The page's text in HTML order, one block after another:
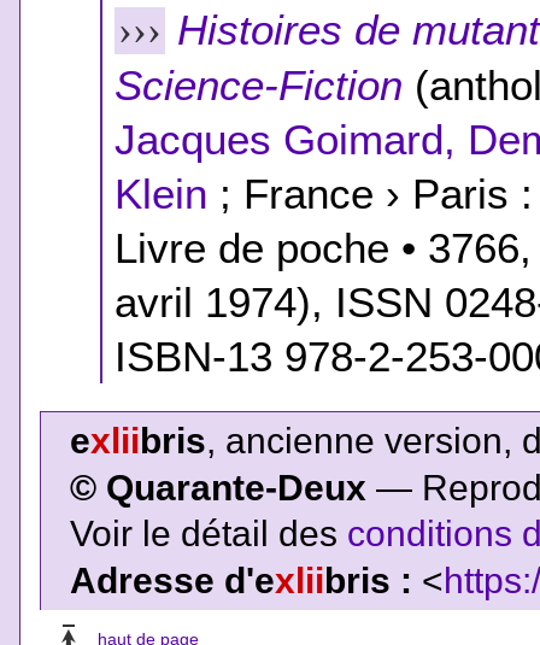
››› Histoires de
Science-Fiction
Jacques Goimard,
Klein ; France › Paris
Livre de poche •
avril 1974), ISSN
ISBN-13 978-2-253-
exliibris, ancienne version,
© Quarante-Deux —
Voir le détail des conditions
Adresse d'exlii bris : <
haut de page